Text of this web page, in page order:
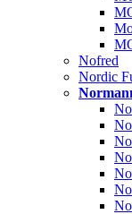
Nofred
Nordic